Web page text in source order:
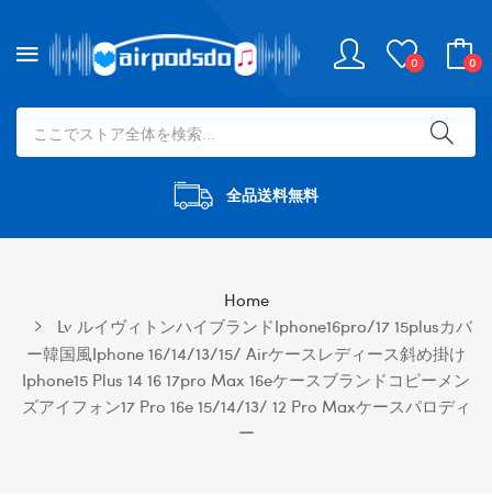
0 0
全品送料無料
Home
Lv ルイヴィトンハイブランドiphone16pro/17 15plusカバ
ー韓国風iphone 16/14/13/15/ Airケースレディース斜め掛け
Iphone15 Plus 14 16 17pro Max 16eケースブランドコピーメン
ズアイフォン17 Pro 16e 15/14/13/ 12 Pro Maxケースパロディ
ー